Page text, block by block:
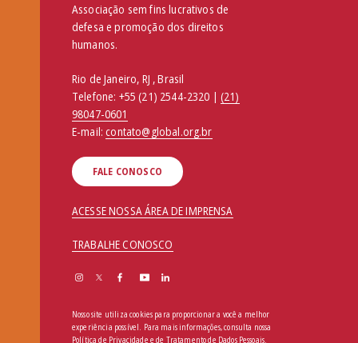
Associação sem fins lucrativos de
defesa e promoção dos direitos
humanos.
Rio de Janeiro, RJ , Brasil
Telefone: +55 (21) 2544-2320 | (21)
98047-0601
E-mail:contato@global.org.br
FALE CONOSCO
ACESSE NOSSA ÁREA DE IMPRENSA
TRABALHE CONOSCO
Nosso site utiliza cookies para proporcionar a você a melhor
experiência possível. Para mais informações, consulta nossa
Política de Privacidade e de Tratamento de Dados Pessoais.